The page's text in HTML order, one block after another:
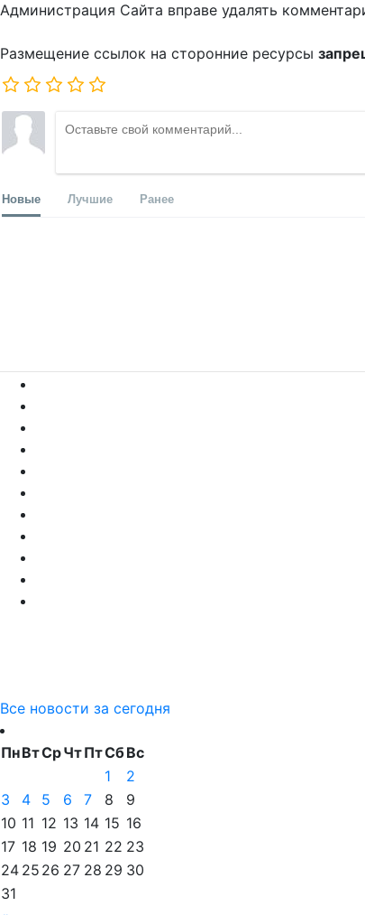
Администрация Сайта вправе удалять
Размещение ссылок на сторонние ресурсы
Новые Лучшие Ранее
Все новости за сегодня
ПнВтСрЧтПтСбВс
1
2
3
4 5 6 7 8
9
10 11 12 13 14 15 16
17 18 19 20 21 22 23
24 25 26 27 28 29 30
31